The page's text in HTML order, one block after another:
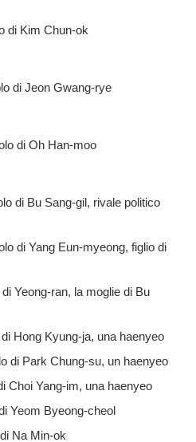
di Kim Chun-ok
di Jeon Gwang-rye
di Oh Han-moo
di Bu Sang-gil, rivale politico
di Yang Eun-myeong, figlio di
Yeong-ran, la moglie di Bu
Hong Kyung-ja, una haenyeo
di Park Chung-su, un haenyeo
Choi Yang-im, una haenyeo
Yeom Byeong-cheol
Na Min-ok